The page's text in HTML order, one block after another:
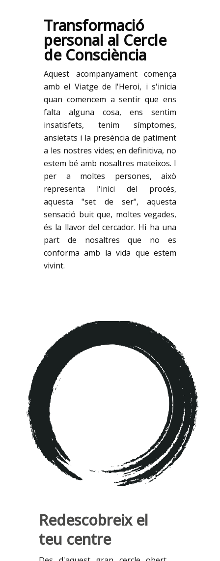
Transformació
personal al Cercle
de Consciència
Aquest acompanyament comença
amb el Viatge de l'Heroi, i s'inicia
quan comencem a sentir que ens
falta alguna cosa, ens sentim
insatisfets, tenim símptomes,
ansietats i la presència de patiment
a les nostres vides; en definitiva, no
estem bé amb nosaltres mateixos. I
per a moltes persones, això
representa l'inici del procés,
aquesta "set de ser", aquesta
sensació buit que, moltes vegades,
és la llavor del cercador. Hi ha una
part de nosaltres que no es
conforma amb la vida que estem
vivint.
Redescobreix el
teu centre